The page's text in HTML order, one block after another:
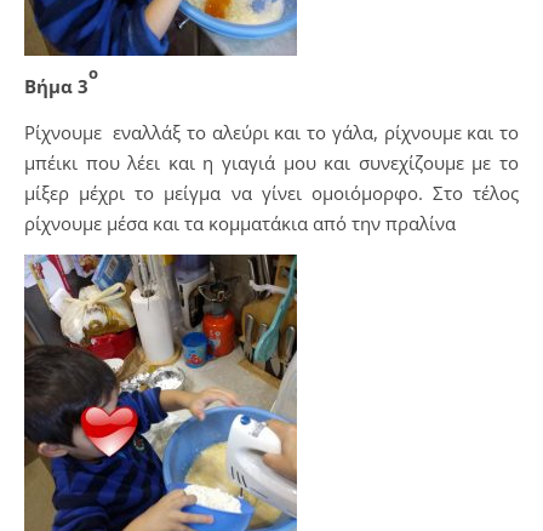
Βήμα 3
ο
Ρίχνουμε εναλλάξ το αλεύρι και το γάλα, ρίχνουμε και το
μπέικι που λέει και η γιαγιά μου και συνεχίζουμε με το
μίξερ μέχρι το μείγμα να γίνει ομοιόμορφο. Στο τέλος
ρίχνουμε μέσα και τα κομματάκια από την πραλίνα